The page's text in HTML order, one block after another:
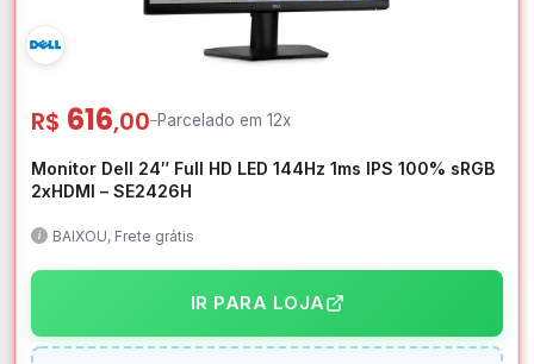
R$ 616,00–Parcelado em 12x
Monitor Dell 24″ Full HD LED 144Hz 1ms IPS 100% sRGB
2xHDMI – SE2426H
BAIXOU, Frete grátis
IR PARA LOJA